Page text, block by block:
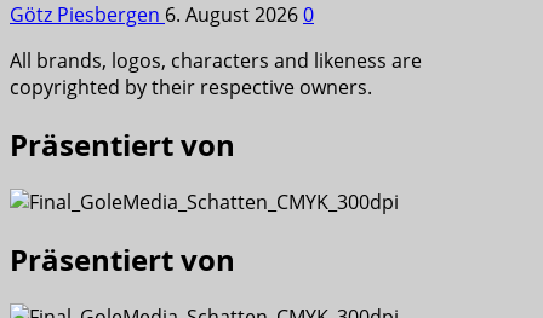
Götz Piesbergen 6. August 20260
All brands, logos, characters and likeness are
copyrighted by their respective owners.
Präsentiert von
Präsentiert von